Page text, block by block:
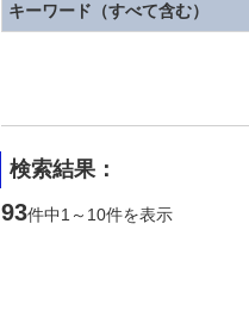
キーワード（すべて含む）
検索結果：
93件中1～10件を表示